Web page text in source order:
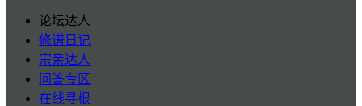
论坛达人
修谱日记
宗亲达人
问答专区
在线寻根